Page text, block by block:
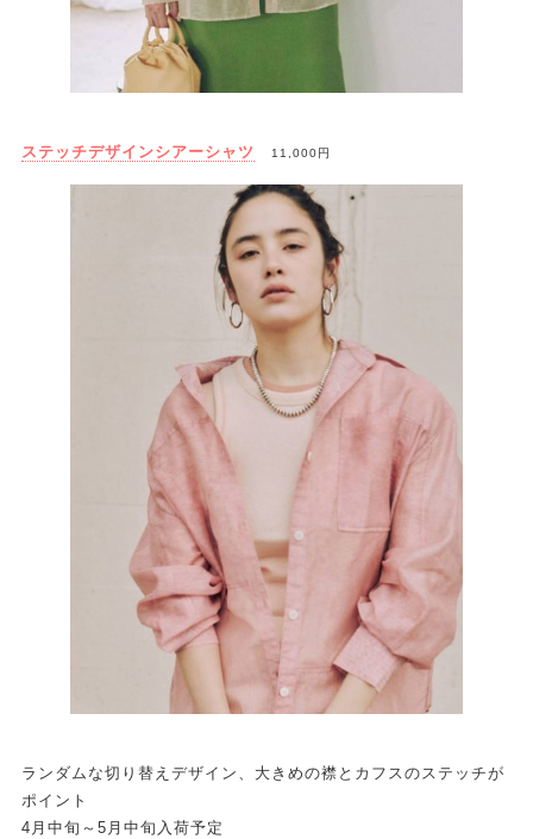
ステッチデザインシアーシャツ 11,000円
ランダムな切り替えデザイン、大きめの襟とカフスのステッチが
ポイント
4月中旬～5月中旬入荷予定